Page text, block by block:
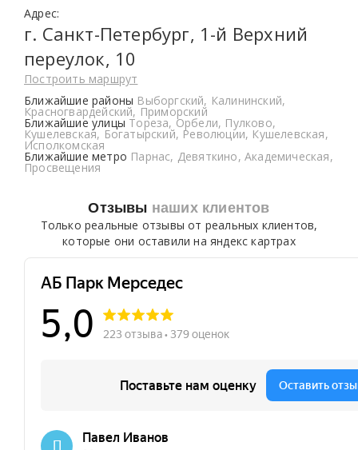
Адрес:
г. Санкт-Петербург, 1-й Верхний
переулок, 10
Построить маршрут
Ближайшие районы Выборгский, Калининский,
Красногвардейский, Приморский
Ближайшие улицы Тореза, Орбели, Пулково,
Кушелевская, Богатырский, Революции, Кушелевская,
Исполкомская
Ближайшие метро Парнас, Девяткино, Академическая,
Просвещения
Отзывы наших клиентов
Только реальные отзывы от реальных клиентов,
которые они оставили на яндекс картрах